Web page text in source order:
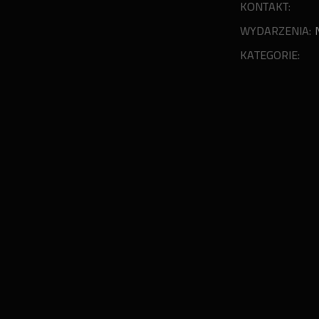
KONTAKT:
WYDARZENIA:
KATEGORIE: